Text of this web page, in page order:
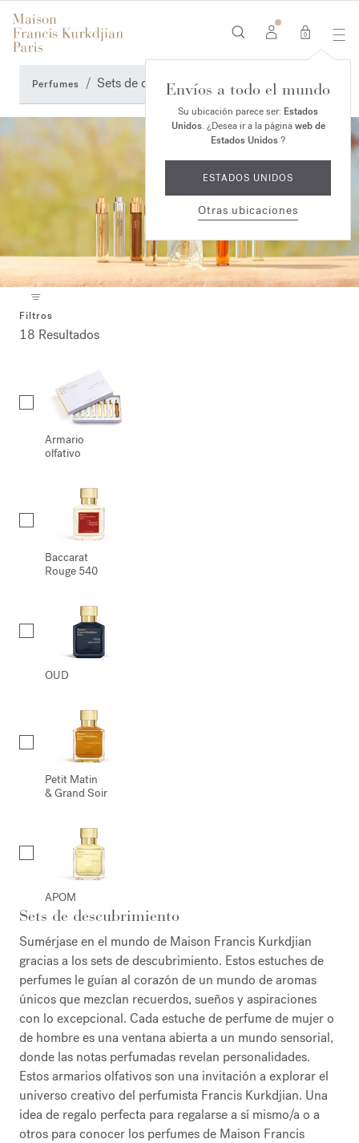
0
Envíos a todo el mundo
Su ubicación parece ser: Estados
Unidos. ¿Desea ir a la páginaweb de
Estados Unidos?
ESTADOS UNIDOS
Otras ubicaciones
Perfumes Sets de descubrimiento
Filtros
18 Resultados
Armario
olfativo
Baccarat
Rouge 540
OUD
Petit Matin
& Grand Soir
APOM
Sets de descubrimiento
Sumérjase en el mundo de Maison Francis Kurkdjian
gracias a los sets de descubrimiento. Estos estuches de
perfumes le guían al corazón de un mundo de aromas
únicos que mezclan recuerdos, sueños y aspiraciones
con lo excepcional. Cada estuche de perfume de mujer o
de hombre es una ventana abierta a un mundo sensorial,
donde las notas perfumadas revelan personalidades.
Estos armarios olfativos son una invitación a explorar el
universo creativo del perfumista Francis Kurkdjian. Una
idea de regalo perfecta para regalarse a sí mismo/a o a
otros para conocer los perfumes de Maison Francis